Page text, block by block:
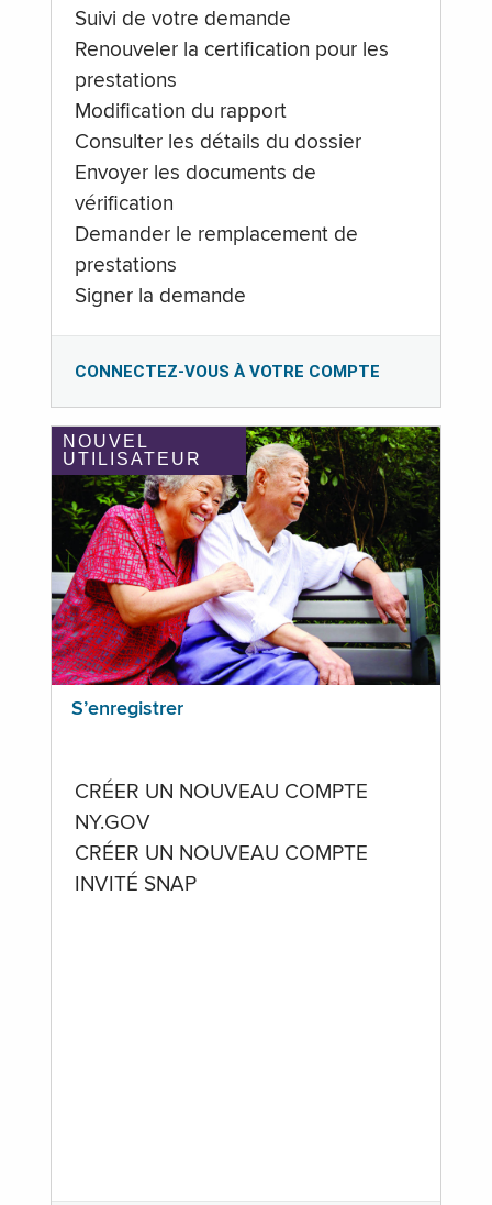
Suivi de votre demande
Renouveler la certification pour les
prestations
Modification du rapport
Consulter les détails du dossier
Envoyer les documents de
vérification
Demander le remplacement de
prestations
Signer la demande
CONNECTEZ-VOUS À VOTRE COMPTE
NOUVEL
UTILISATEUR
S’enregistrer
CRÉER UN NOUVEAU COMPTE
NY.GOV
CRÉER UN NOUVEAU COMPTE
INVITÉ SNAP